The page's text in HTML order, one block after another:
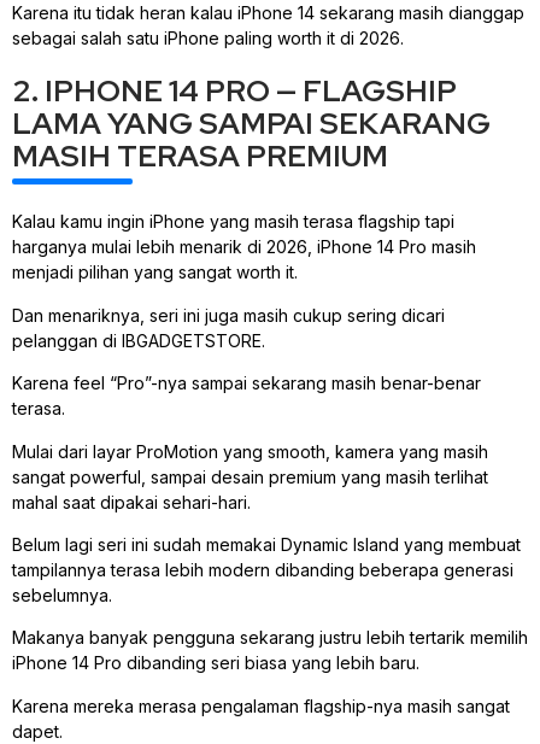
Karena itu tidak heran kalau iPhone 14 sekarang masih dianggap
sebagai salah satu iPhone paling worth it di 2026.
2. IPHONE 14 PRO — FLAGSHIP
LAMA YANG SAMPAI SEKARANG
MASIH TERASA PREMIUM
Kalau kamu ingin iPhone yang masih terasa flagship tapi
harganya mulai lebih menarik di 2026, iPhone 14 Pro masih
menjadi pilihan yang sangat worth it.
Dan menariknya, seri ini juga masih cukup sering dicari
pelanggan di IBGADGETSTORE.
Karena feel “Pro”-nya sampai sekarang masih benar-benar
terasa.
Mulai dari layar ProMotion yang smooth, kamera yang masih
sangat powerful, sampai desain premium yang masih terlihat
mahal saat dipakai sehari-hari.
Belum lagi seri ini sudah memakai Dynamic Island yang membuat
tampilannya terasa lebih modern dibanding beberapa generasi
sebelumnya.
Makanya banyak pengguna sekarang justru lebih tertarik memilih
iPhone 14 Pro dibanding seri biasa yang lebih baru.
Karena mereka merasa pengalaman flagship-nya masih sangat
dapet.